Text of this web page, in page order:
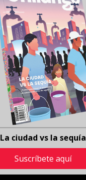
La ciudad vs la sequía
Suscríbete aquí